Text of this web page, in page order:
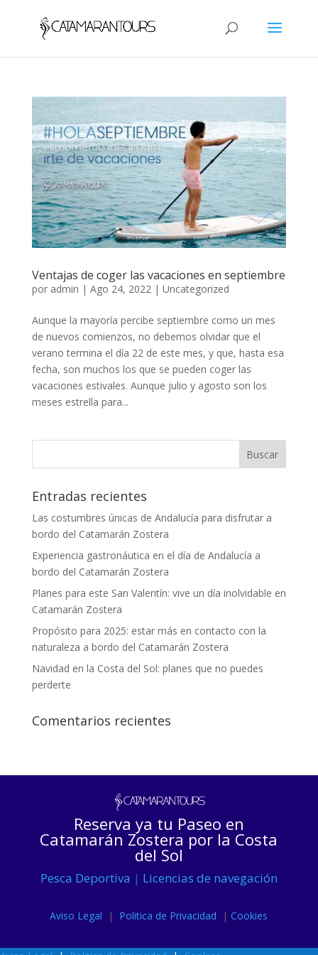
Ventajas de coger las vacaciones en septiembre
por admin | Ago 24, 2022 | Uncategorized
Aunque la mayoría percibe septiembre como un mes
de nuevos comienzos, no debemos olvidar que el
verano termina el día 22 de este mes, y que, hasta esa
fecha, son muchos los que se pueden coger las
vacaciones estivales. Aunque julio y agosto son los
meses estrella para...
Entradas recientes
Las costumbres únicas de Andalucía para disfrutar a
bordo del Catamarán Zostera
Experiencia gastronáutica en el día de Andalucía a
bordo del Catamarán Zostera
Planes para este San Valentín: vive un día inolvidable en
Catamarán Zostera
Propósito para 2025: estar más en contacto con la
naturaleza a bordo del Catamarán Zostera
Navidad en la Costa del Sol: planes que no puedes
perderte
Comentarios recientes
Reserva ya tu Paseo en
Catamarán Zostera por la Costa
del Sol
Pesca Deportiva | Licencias de navegación
Aviso Legal | Politica de Privacidad | Cookies